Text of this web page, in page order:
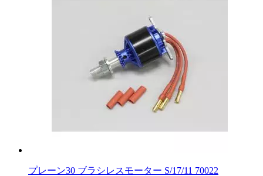
プレーン30 ブラシレスモーター S/17/11 70022